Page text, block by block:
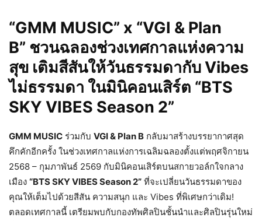
“GMM MUSIC” x “VGI & Plan
B” ชวนฉลองช่วงเทศกาลแห่งความ
สุข เติมสีสันให้วันธรรมดากับ Vibes
ไม่ธรรมดา ในมินิคอนเสิร์ต “BTS
SKY VIBES Season 2”
GMM MUSIC ร่วมกับ VGI & Plan B กลับมาสร้างบรรยากาศสุด
คึกคักอีกครั้ง ในช่วงเทศกาลแห่งการเฉลิมฉลองตั้งแต่พฤศจิกายน
2568 – กุมภาพันธ์ 2569 กับมินิคอนเสิร์ตบนสกายวอล์กใจกลาง
เมือง “BTS SKY VIBES Season 2” ที่จะเปลี่ยนวันธรรมดาของ
คุณให้เต็มไปด้วยสีสัน ความสนุก และ Vibes ที่พิเศษกว่าเดิม!
ตลอดเทศกาลนี้ เตรียมพบกับกองทัพศิลปินชั้นนำและศิลปินรุ่นใหม่